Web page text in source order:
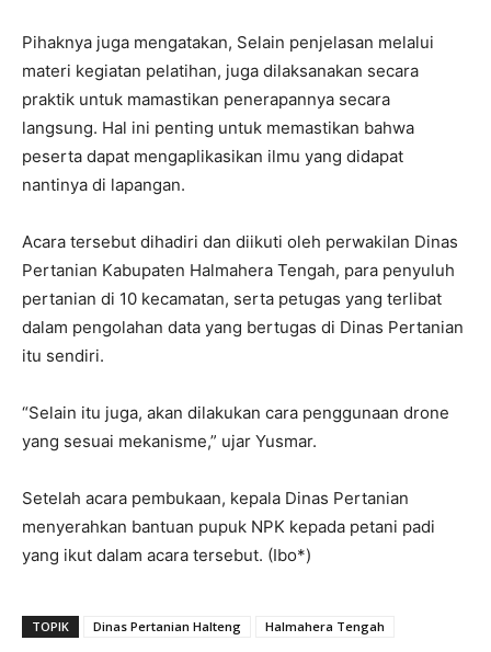
Pihaknya juga mengatakan, Selain penjelasan melalui
materi kegiatan pelatihan, juga dilaksanakan secara
praktik untuk mamastikan penerapannya secara
langsung. Hal ini penting untuk memastikan bahwa
peserta dapat mengaplikasikan ilmu yang didapat
nantinya di lapangan.
Acara tersebut dihadiri dan diikuti oleh perwakilan Dinas
Pertanian Kabupaten Halmahera Tengah, para penyuluh
pertanian di 10 kecamatan, serta petugas yang terlibat
dalam pengolahan data yang bertugas di Dinas Pertanian
itu sendiri.
“Selain itu juga, akan dilakukan cara penggunaan drone
yang sesuai mekanisme,” ujar Yusmar.
Setelah acara pembukaan, kepala Dinas Pertanian
menyerahkan bantuan pupuk NPK kepada petani padi
yang ikut dalam acara tersebut. (Ibo*)
TOPIK Dinas Pertanian Halteng Halmahera Tengah